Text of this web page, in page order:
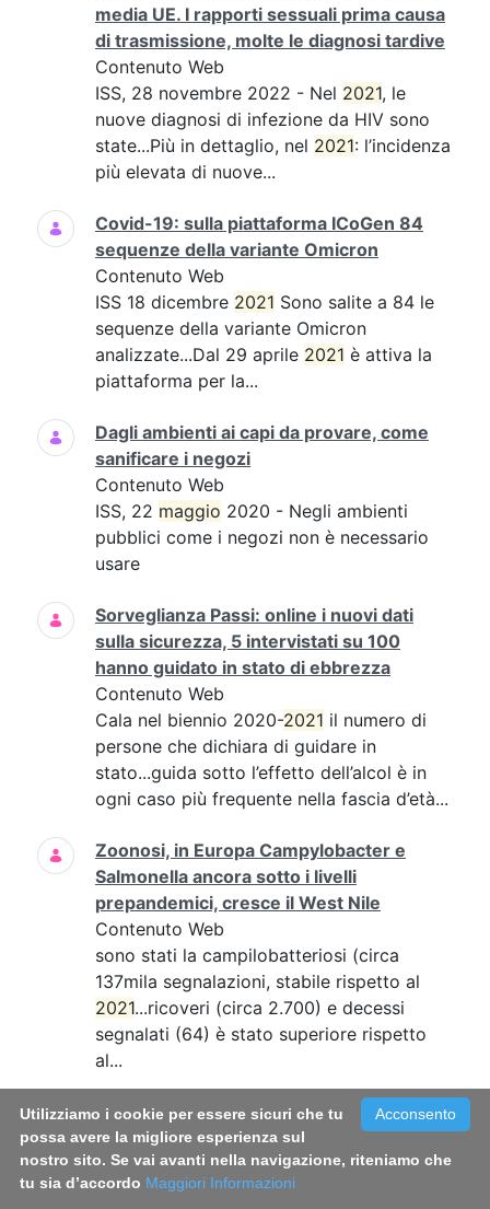
media UE. I rapporti sessuali prima causa
di trasmissione, molte le diagnosi tardive
Contenuto Web
ISS, 28 novembre 2022 - Nel 2021, le
nuove diagnosi di infezione da HIV sono
state...Più in dettaglio, nel 2021: l’incidenza
più elevata di nuove...
Covid-19: sulla piattaforma ICoGen 84
sequenze della variante Omicron
Contenuto Web
ISS 18 dicembre 2021 Sono salite a 84 le
sequenze della variante Omicron
analizzate...Dal 29 aprile 2021 è attiva la
piattaforma per la...
Dagli ambienti ai capi da provare, come
sanificare i negozi
Contenuto Web
ISS, 22 maggio 2020 - Negli ambienti
pubblici come i negozi non è necessario
usare
Sorveglianza Passi: online i nuovi dati
sulla sicurezza, 5 intervistati su 100
hanno guidato in stato di ebbrezza
Contenuto Web
Cala nel biennio 2020-2021 il numero di
persone che dichiara di guidare in
stato...guida sotto l’effetto dell’alcol è in
ogni caso più frequente nella fascia d’età...
Zoonosi, in Europa Campylobacter e
Salmonella ancora sotto i livelli
prepandemici, cresce il West Nile
Contenuto Web
sono stati la campilobatteriosi (circa
137mila segnalazioni, stabile rispetto al
2021...ricoveri (circa 2.700) e decessi
segnalati (64) è stato superiore rispetto
al...
Infezioni sessualmente trasmesse, online
il vademecum per conoscerle e
prevenirle
Contenuto Web
Acconsento
Utilizziamo i cookie per essere sicuri che tu
possa avere la migliore esperienza sul
nostro sito. Se vai avanti nella navigazione, riteniamo che
tu sia d’accordo Maggiori Informazioni